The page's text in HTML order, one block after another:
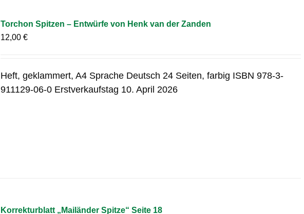
Torchon Spitzen – Entwürfe von Henk van der Zanden
12,00€
Heft, geklammert, A4 Sprache Deutsch 24 Seiten, farbig ISBN 978-3-
911129-06-0 Erstverkaufstag 10. April 2026
Korrekturblatt „Mailänder Spitze“ Seite 18